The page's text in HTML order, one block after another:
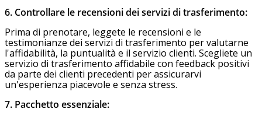
6. Controllare le recensioni dei servizi di trasferimento:
Prima di prenotare, leggete le recensioni e le
testimonianze dei servizi di trasferimento per valutarne
l'affidabilità, la puntualità e il servizio clienti. Scegliete un
servizio di trasferimento affidabile con feedback positivi
da parte dei clienti precedenti per assicurarvi
un'esperienza piacevole e senza stress.
7. Pacchetto essenziale: